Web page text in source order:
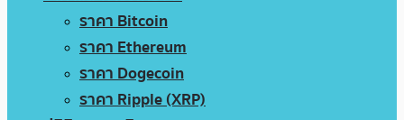
ราคา Bitcoin
ราคา Ethereum
ราคา Dogecoin
ราคา Ripple (XRP)